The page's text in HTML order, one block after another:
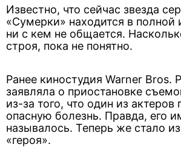
Известно, что сейчас звезда
«Сумерки» находится в полной
ни с кем не общается.
строя, пока не понятно.
Ранее киностудия Warner Bros.
заявляла о приостановке
из-за того, что один из актеров
опасную болезнь. Правда, его
называлось. Теперь же стало
«героя».